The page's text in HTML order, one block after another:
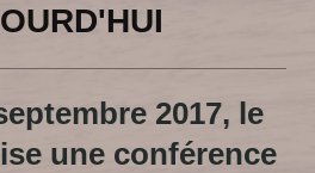
2017, le
une conférence